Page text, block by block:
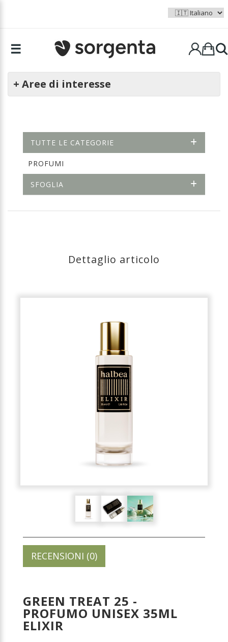
☰
+ Aree di interesse
TUTTE LE CATEGORIE
PROFUMI
SFOGLIA
Dettaglio articolo
RECENSIONI (0)
GREEN TREAT 25 -
PROFUMO UNISEX 35ML
ELIXIR